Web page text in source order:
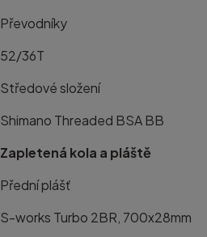
Převodníky
52/36T
Středové složení
Shimano Threaded BSA BB
Zapletená kola a pláště
Přední plášť
S-works Turbo 2BR, 700x28mm